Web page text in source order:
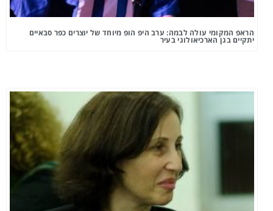
הראפ המקומי עולה לבמה: ערב היפ הופ מיוחד של יוצרים כפר סבאיים
יתקיים בגן הארכיאולוגי בעיר